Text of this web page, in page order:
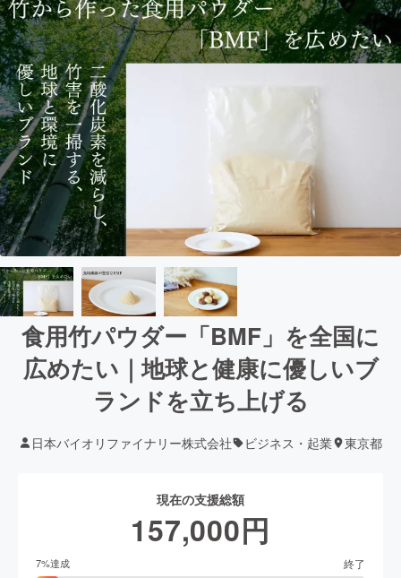
食用竹パウダー「BMF」を全国に
広めたい｜地球と健康に優しいブ
ランドを立ち上げる
日本バイオリファイナリー株式会社 ビジネス・起業 東京都
現在の支援総額
157,000円
7%達成 終了